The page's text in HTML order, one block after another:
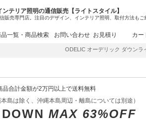
ンテリア照明の通信販売【ライトスタイル】
販売専門店。注目のデザイン、インテリア照明、取付方法もご
一覧・商品検索 お問い合わせ お見積り カー
ODELIC オーデリック ダウンライ
品合計金額が2万円以上で送料無料
本島は除く、沖縄本島周辺・離島については別途）
MAX 63%OFF